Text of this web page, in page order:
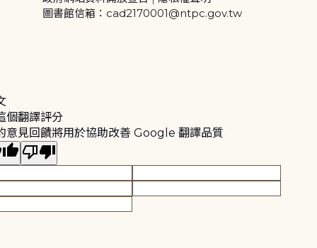
圖書館信箱：cad2170001@ntpc.gov.tw
個翻譯評分
意見回饋將用於協助改善 Google 翻譯品質